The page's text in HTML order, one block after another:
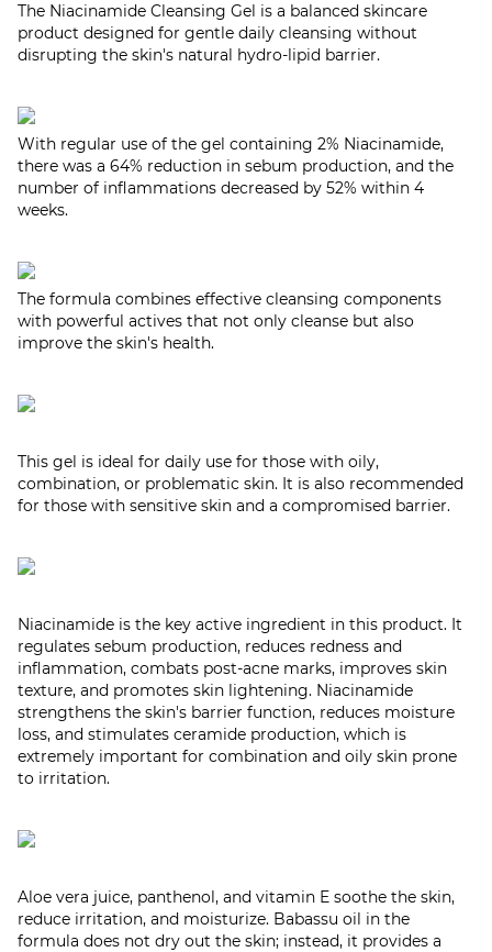
The Niacinamide Cleansing Gel is a balanced skincare
product designed for gentle daily cleansing without
disrupting the skin's natural hydro-lipid barrier.
With regular use of the gel containing 2% Niacinamide,
there was a 64% reduction in sebum production, and the
number of inflammations decreased by 52% within 4
weeks.
The formula combines effective cleansing components
with powerful actives that not only cleanse but also
improve the skin's health.
This gel is ideal for daily use for those with oily,
combination, or problematic skin. It is also recommended
for those with sensitive skin and a compromised barrier.
Niacinamide is the key active ingredient in this product. It
regulates sebum production, reduces redness and
inflammation, combats post-acne marks, improves skin
texture, and promotes skin lightening. Niacinamide
strengthens the skin's barrier function, reduces moisture
loss, and stimulates ceramide production, which is
extremely important for combination and oily skin prone
to irritation.
Aloe vera juice, panthenol, and vitamin E soothe the skin,
reduce irritation, and moisturize. Babassu oil in the
formula does not dry out the skin; instead, it provides a